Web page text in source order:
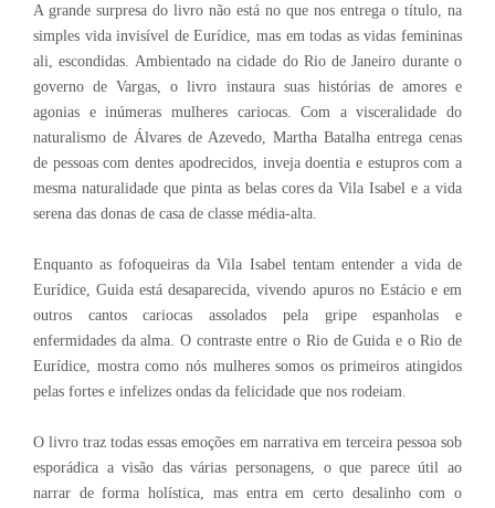
A grande surpresa do livro não está no que nos entrega o título, na
simples vida invisível de Eurídice, mas em todas as vidas femininas
ali, escondidas. Ambientado na cidade do Rio de Janeiro durante o
governo de Vargas, o livro instaura suas histórias de amores e
agonias e inúmeras mulheres cariocas. Com a visceralidade do
naturalismo de Álvares de Azevedo, Martha Batalha entrega cenas
de pessoas com dentes apodrecidos, inveja doentia e estupros com a
mesma naturalidade que pinta as belas cores da Vila Isabel e a vida
serena das donas de casa de classe média-alta.
Enquanto as fofoqueiras da Vila Isabel tentam entender a vida de
Eurídice, Guida está desaparecida, vivendo apuros no Estácio e em
outros cantos cariocas assolados pela gripe espanholas e
enfermidades da alma. O contraste entre o Rio de Guida e o Rio de
Eurídice, mostra como nós mulheres somos os primeiros atingidos
pelas fortes e infelizes ondas da felicidade que nos rodeiam.
O livro traz todas essas emoções em narrativa em terceira pessoa sob
esporádica a visão das várias personagens, o que parece útil ao
narrar de forma holística, mas entra em certo desalinho com o